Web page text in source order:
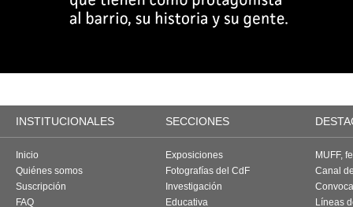
INSTITUCIONALES SECCIONES
Inicio
Quiénes somos
Suscripción
FAQ
Exposiciones
Fotografías del CdF
Investigación
Educativa
MUFF,
Canal
Líneas